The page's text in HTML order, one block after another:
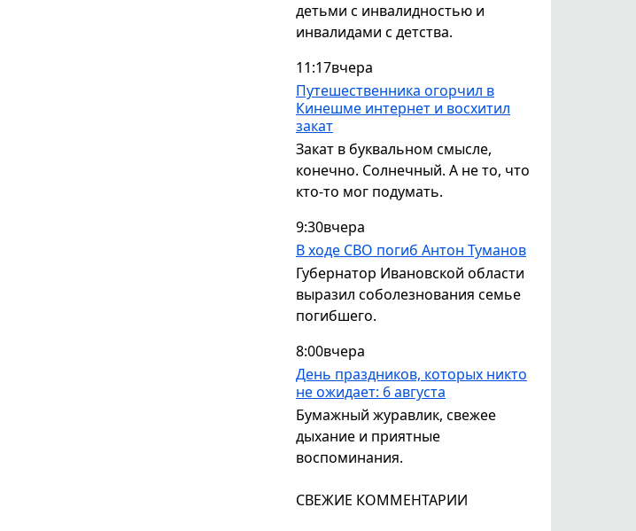
детьми с инвалидностью и
инвалидами с детства.
11:17вчера
Путешественника огорчил в
Кинешме интернет и восхитил
закат
Закат в буквальном смысле,
конечно. Солнечный. А не то, что
кто-то мог подумать.
9:30вчера
В ходе СВО погиб Антон Туманов
Губернатор Ивановской области
выразил соболезнования семье
погибшего.
8:00вчера
День праздников, которых никто
не ожидает: 6 августа
Бумажный журавлик, свежее
дыхание и приятные
воспоминания.
СВЕЖИЕ КОММЕНТАРИИ